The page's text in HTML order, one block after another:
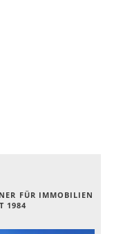
FÜR IMMOBILIEN
1984